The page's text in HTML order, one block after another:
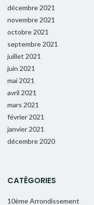
décembre 2021
novembre 2021
octobre 2021
septembre 2021
juillet 2021
juin 2021
mai 2021
avril 2021
mars 2021
février 2021
janvier 2021
décembre 2020
CATÉGORIES
10ème Arrondissement